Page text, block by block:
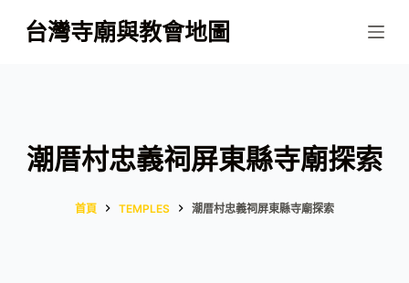
跳
至
台灣寺廟與教會地圖
潮厝村忠義祠屏東縣寺廟探索
首頁 TEMPLES 潮厝村忠義祠屏東縣寺廟探索